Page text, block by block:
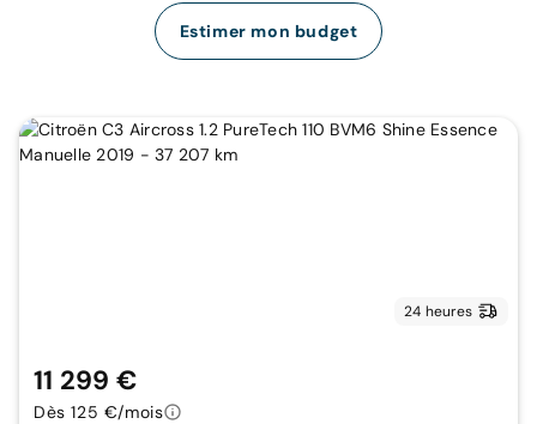
Estimer mon budget
24 heures
11 299 €
Dès 125 €/mois